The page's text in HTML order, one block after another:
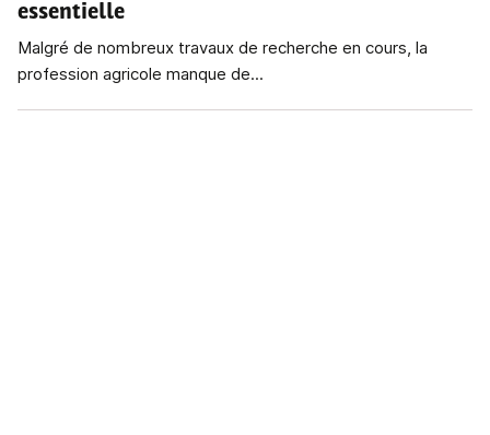
essentielle
Malgré de nombreux travaux de recherche en cours, la
profession agricole manque de...